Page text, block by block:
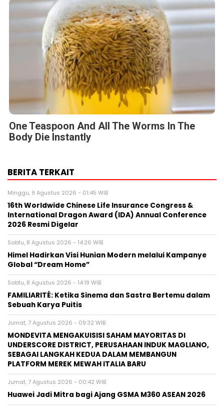
One Teaspoon And All The Worms In The
Body Die Instantly
BERITA TERKAIT
Minggu, 9 Agustus 2026 - 01:45 WIB
16th Worldwide Chinese Life Insurance Congress &
International Dragon Award (IDA) Annual Conference
2026 Resmi Digelar
Sabtu, 8 Agustus 2026 - 14:26 WIB
Himel Hadirkan Visi Hunian Modern melalui Kampanye
Global “Dream Home”
Sabtu, 8 Agustus 2026 - 14:19 WIB
FAMILIARITÉ: Ketika Sinema dan Sastra Bertemu dalam
Sebuah Karya Puitis
Jumat, 7 Agustus 2026 - 09:32 WIB
MONDEVITA MENGAKUISISI SAHAM MAYORITAS DI
UNDERSCORE DISTRICT, PERUSAHAAN INDUK MAGLIANO,
SEBAGAI LANGKAH KEDUA DALAM MEMBANGUN
PLATFORM MEREK MEWAH ITALIA BARU
Jumat, 7 Agustus 2026 - 00:42 WIB
Huawei Jadi Mitra bagi Ajang GSMA M360 ASEAN 2026